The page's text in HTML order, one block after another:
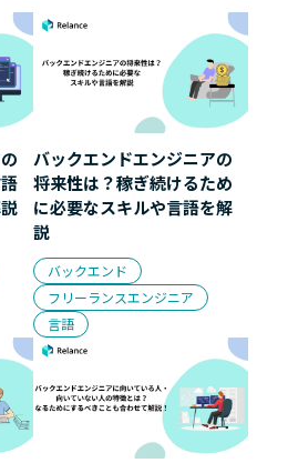
バックエンドエンジニアの
将来性は？稼ぎ続けるため
に必要なスキルや言語を解
説
バックエンド
フリーランスエンジニア
言語